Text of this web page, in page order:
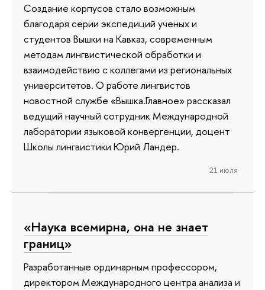
Создание корпусов стало возможным
благодаря серии экспедиций ученых и
студентов Вышки на Кавказ, современным
методам лингвистической обработки и
взаимодействию с коллегами из региональных
университетов. О работе лингвистов
новостной службе «Вышка.Главное» рассказал
ведущий научный сотрудник Международной
лаборатории языковой конвергенции, доцент
Школы лингвистики Юрий Ландер.
21 июля
«Наука всемирна, она не знает
границ»
Разработанные ординарным профессором,
директором Международного центра анализа и